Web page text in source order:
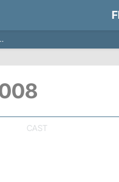
CAST